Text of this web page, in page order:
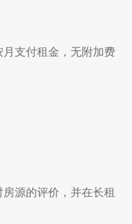
支付租金，无附加费
源的评价，并在长租